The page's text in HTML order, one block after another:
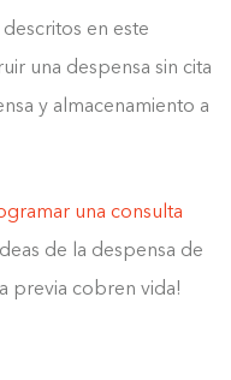
en este
una despensa sin cita
y almacenamiento a
una consulta
de la despensa de
previa cobren vida!